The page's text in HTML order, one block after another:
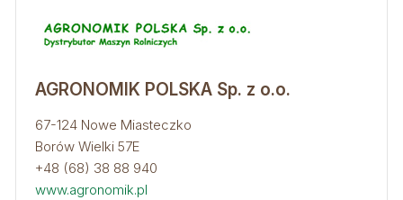
AGRONOMIK POLSKA Sp. z o.o.
67-124 Nowe Miasteczko
Borów Wielki 57E
+48 (68) 38 88 940
www.agronomik.pl